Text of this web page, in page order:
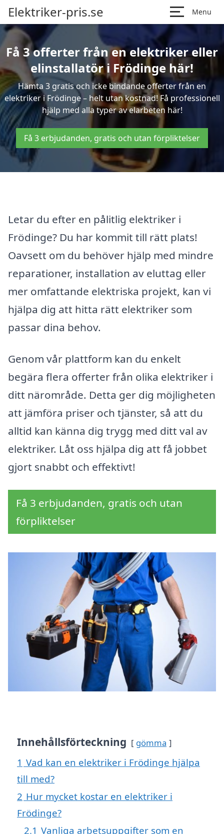
Elektriker-pris.se Menu
Få 3 offerter från en elektriker eller
elinstallatör i Frödinge här!
Hämta 3 gratis och icke bindande offerter från en
elektriker i Frödinge – helt utan kostnad! Få professionell
hjälp med alla typer av elarbeten här!
Få 3 erbjudanden, gratis och utan förpliktelser
Letar du efter en pålitlig elektriker i
Frödinge? Du har kommit till rätt plats!
Oavsett om du behöver hjälp med mindre
reparationer, installation av eluttag eller
mer omfattande elektriska projekt, kan vi
hjälpa dig att hitta rätt elektriker som
passar dina behov.
Genom vår plattform kan du enkelt
begära flera offerter från olika elektriker i
ditt närområde. Detta ger dig möjligheten
att jämföra priser och tjänster, så att du
alltid kan känna dig trygg med ditt val av
elektriker. Låt oss hjälpa dig att få jobbet
gjort snabbt och effektivt!
Få 3 erbjudanden, gratis och utan
förpliktelser
Innehållsförteckning gömma
1 Vad kan en elektriker i Frödinge hjälpa
till med?
2 Hur mycket kostar en elektriker i
Frödinge?
2.1 Vanliga arbetsuppgifter som en